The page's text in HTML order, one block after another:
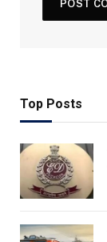
Top Posts